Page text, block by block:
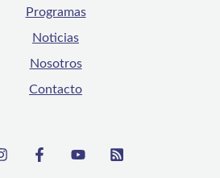
Programas
Noticias
Nosotros
Contacto